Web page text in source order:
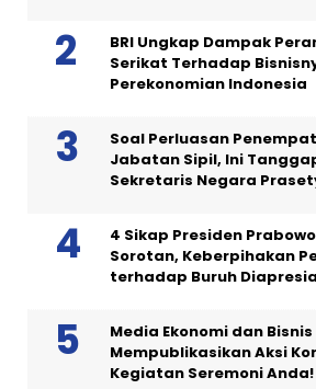
BRI Ungkap Dampak
Serikat Terhadap
Perekonomian Indonesia
Soal Perluasan
Jabatan Sipil, Ini
Sekretaris Negara
4 Sikap Presiden
Sorotan, Keberpihakan
terhadap Buruh
Media Ekonomi dan
Mempublikasikan Aksi
Kegiatan Seremoni Anda!